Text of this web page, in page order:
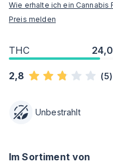
Wie erhalte ich ein Cannabis
Preis melden
THC
2,8 (5)
Unbestrahlt
Im Sortiment von